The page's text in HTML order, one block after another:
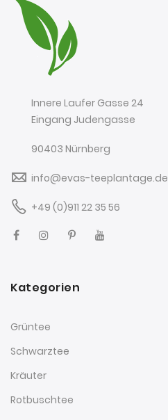
Innere Laufer Gasse 24
Eingang Judengasse
90403 Nürnberg
info@evas-teeplantage.de
+49 (0)911 22 35 56
Kategorien
Grüntee
Schwarztee
Kräuter
Rotbuschtee